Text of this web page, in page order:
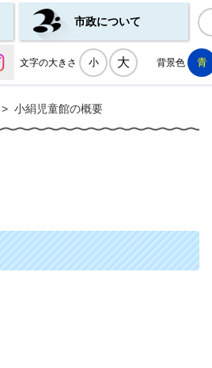
市政について
文字の大きさ 小 大 背景色 青
> 小絹児童館の概要